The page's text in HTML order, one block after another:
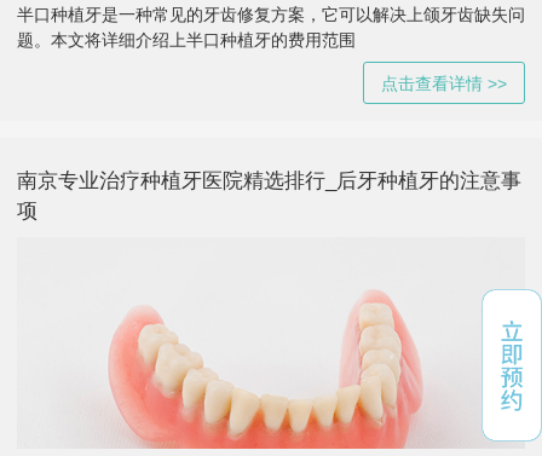
半口种植牙是一种常见的牙齿修复方案，它可以解决上颌牙齿缺失问
题。本文将详细介绍上半口种植牙的费用范围
点击查看详情 >>
南京专业治疗种植牙医院精选排行_后牙种植牙的注意事
项